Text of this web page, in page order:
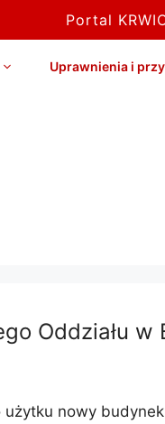
Portal
Uprawnienia i
Oddziału w
nowy